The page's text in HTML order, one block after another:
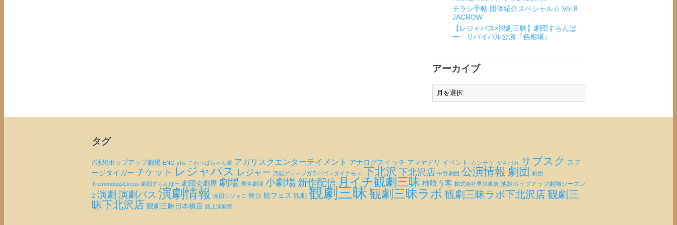
チラシ手帖 団体紹介スペシャル☆ Vol.8
JACROW
【レジャパス×観劇三昧】劇団すらんば
ー リバイバル公演『色相環』
アーカイブ
ー
カ
タグ
#池袋ポップアップ劇場 ENG yhs こわっぱちゃん家 アガリスクエンターテイメント アナログスイッチ アマヤドリ イベント カンチケ ゲキバカ サブスク ステ
ージタイガー チケット レジャパス レジャー 万能グローブガラパゴスダイナモス 下北沢 下北沢店 中野劇団 公演情報 劇団
劇団
TremendousCircus 劇団すらんばー 劇団壱劇屋 劇場 匿名劇壇 小劇場 新作配信 月イチ観劇三昧 柿喰う客 株式会社早川書房 池袋ポップアップ劇場シーズン
2 演劇 演劇パス 演劇情報 激団リジョロ 舞台 観フェス 観劇 観劇三昧観劇三昧ラボ 観劇三昧ラボ下北沢店観劇三
昧下北沢店 観劇三昧日本橋店 路上演劇祭